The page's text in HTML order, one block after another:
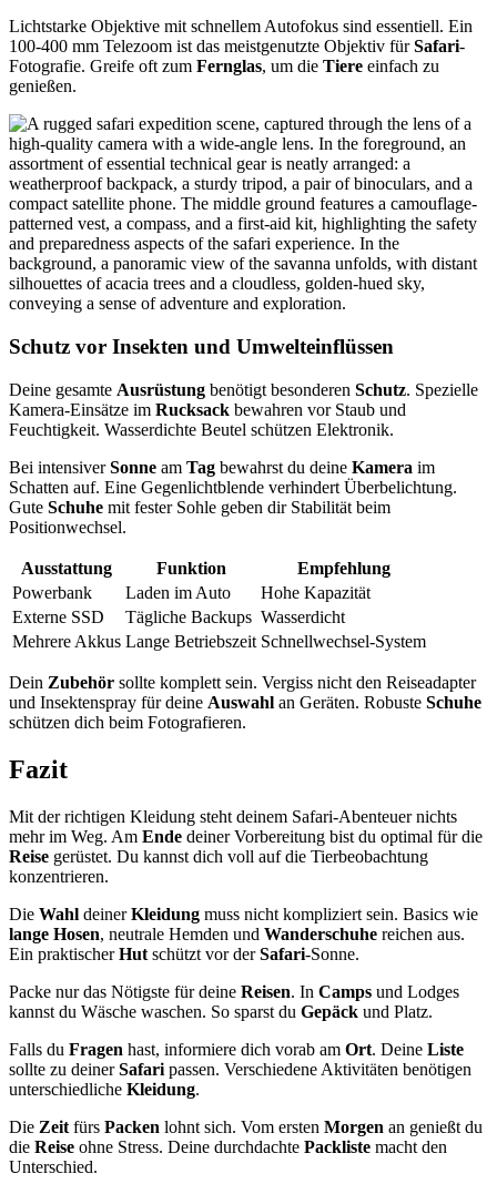
Lichtstarke Objektive mit schnellem Autofokus sind essentiell. Ein
100-400 mm Telezoom ist das meistgenutzte Objektiv fürSafari-
Fotografie. Greife oft zum Fernglas, um die Tiere einfach zu
genießen.
Schutz vor Insekten und Umwelteinflüssen
Deine gesamte Ausrüstung benötigt besonderen Schutz. Spezielle
Kamera-Einsätze im Rucksack bewahren vor Staub und
Feuchtigkeit. Wasserdichte Beutel schützen Elektronik.
Bei intensiverSonne am Tag bewahrst du deine Kamera im
Schatten auf. Eine Gegenlichtblende verhindert Überbelichtung.
Gute Schuhe mit fester Sohle geben dir Stabilität beim
Positionwechsel.
Ausstattung Funktion
Empfehlung
Powerbank
Laden im Auto
Hohe Kapazität
Externe SSD
Tägliche Backups Wasserdicht
Mehrere Akkus Lange Betriebszeit Schnellwechsel-System
Dein Zubehör sollte komplett sein. Vergiss nicht den Reiseadapter
und Insektenspray für deine Auswahl an Geräten. Robuste Schuhe
schützen dich beim Fotografieren.
Fazit
Mit der richtigen Kleidung steht deinem Safari-Abenteuer nichts
mehr im Weg. Am Ende deiner Vorbereitung bist du optimal für die
Reise gerüstet. Du kannst dich voll auf die Tierbeobachtung
konzentrieren.
Die Wahl deinerKleidung muss nicht kompliziert sein. Basics wie
lange Hosen, neutrale Hemden und Wanderschuhe reichen aus.
Ein praktischerHut schützt vor derSafari-Sonne.
Packe nur das Nötigste für deine Reisen. In Camps und Lodges
kannst du Wäsche waschen. So sparst du Gepäck und Platz.
Falls du Fragen hast, informiere dich vorab am Ort. Deine Liste
sollte zu deinerSafari passen. Verschiedene Aktivitäten benötigen
unterschiedliche Kleidung.
Die Zeit fürs Packen lohnt sich. Vom ersten Morgen an genießt du
die Reise ohne Stress. Deine durchdachte Packliste macht den
Unterschied.